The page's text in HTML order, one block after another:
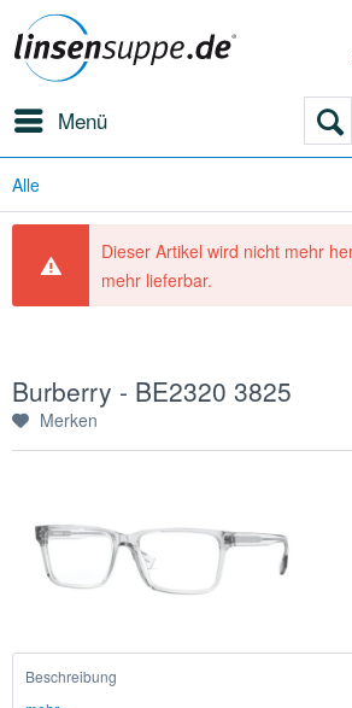
Menü
Alle
Dieser Artikel wird nicht mehr
mehr lieferbar.
Burberry - BE2320 3825
Merken
Beschreibung